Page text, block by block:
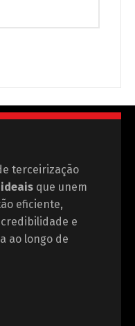
terceirização
que unem
eficiente,
e
ao longo de